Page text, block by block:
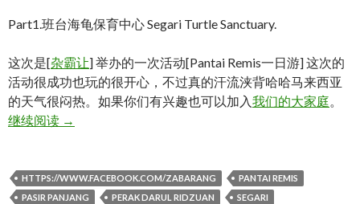
Part1.班台海龟保育中心 Segari Turtle Sanctuary.
这次是[杂霸让] 举办的一次活动[Pantai Remis一日游] 这次的
活动很成功也玩的很开心，不过真的汗流浃背哈哈马来西亚
的天气很闷热。如果你们有兴趣也可以加入我们的大家庭。
继续阅读Pantai remis 一日游！Part1
→
HTTPS://WWW.FACEBOOK.COM/ZABARANG
PANTAI REMIS
PASIR PANJANG
PERAK DARUL RIDZUAN
SEGARI